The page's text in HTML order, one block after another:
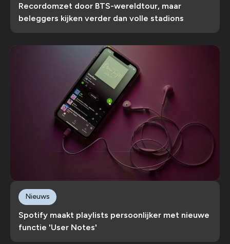
Recordomzet door BTS-wereldtour, maar
beleggers kijken verder dan volle stadions
Spotify maakt playlists persoonlijker met nieuwe
functie 'User Notes'
Nieuws